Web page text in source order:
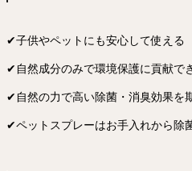
✔︎子供やペットにも安心して使える
✔︎自然成分のみで環境保護に貢献で
✔︎自然の力で高い除菌・消臭効果を
✔︎ペットスプレーはお手入れから除